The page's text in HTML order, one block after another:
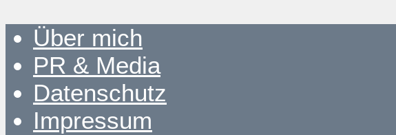
Über mich
PR & Media
Datenschutz
Impressum